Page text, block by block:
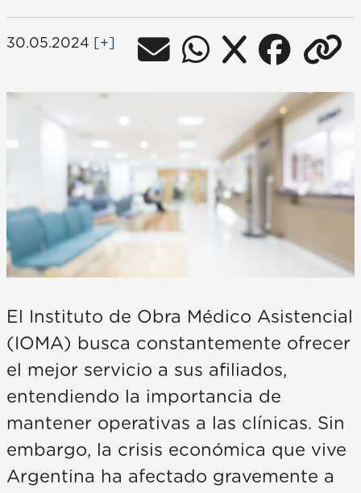
30.05.2024 [+]
El Instituto de Obra Médico Asistencial
(IOMA) busca constantemente ofrecer
el mejor servicio a sus afiliados,
entendiendo la importancia de
mantener operativas a las clínicas. Sin
embargo, la crisis económica que vive
Argentina ha afectado gravemente a